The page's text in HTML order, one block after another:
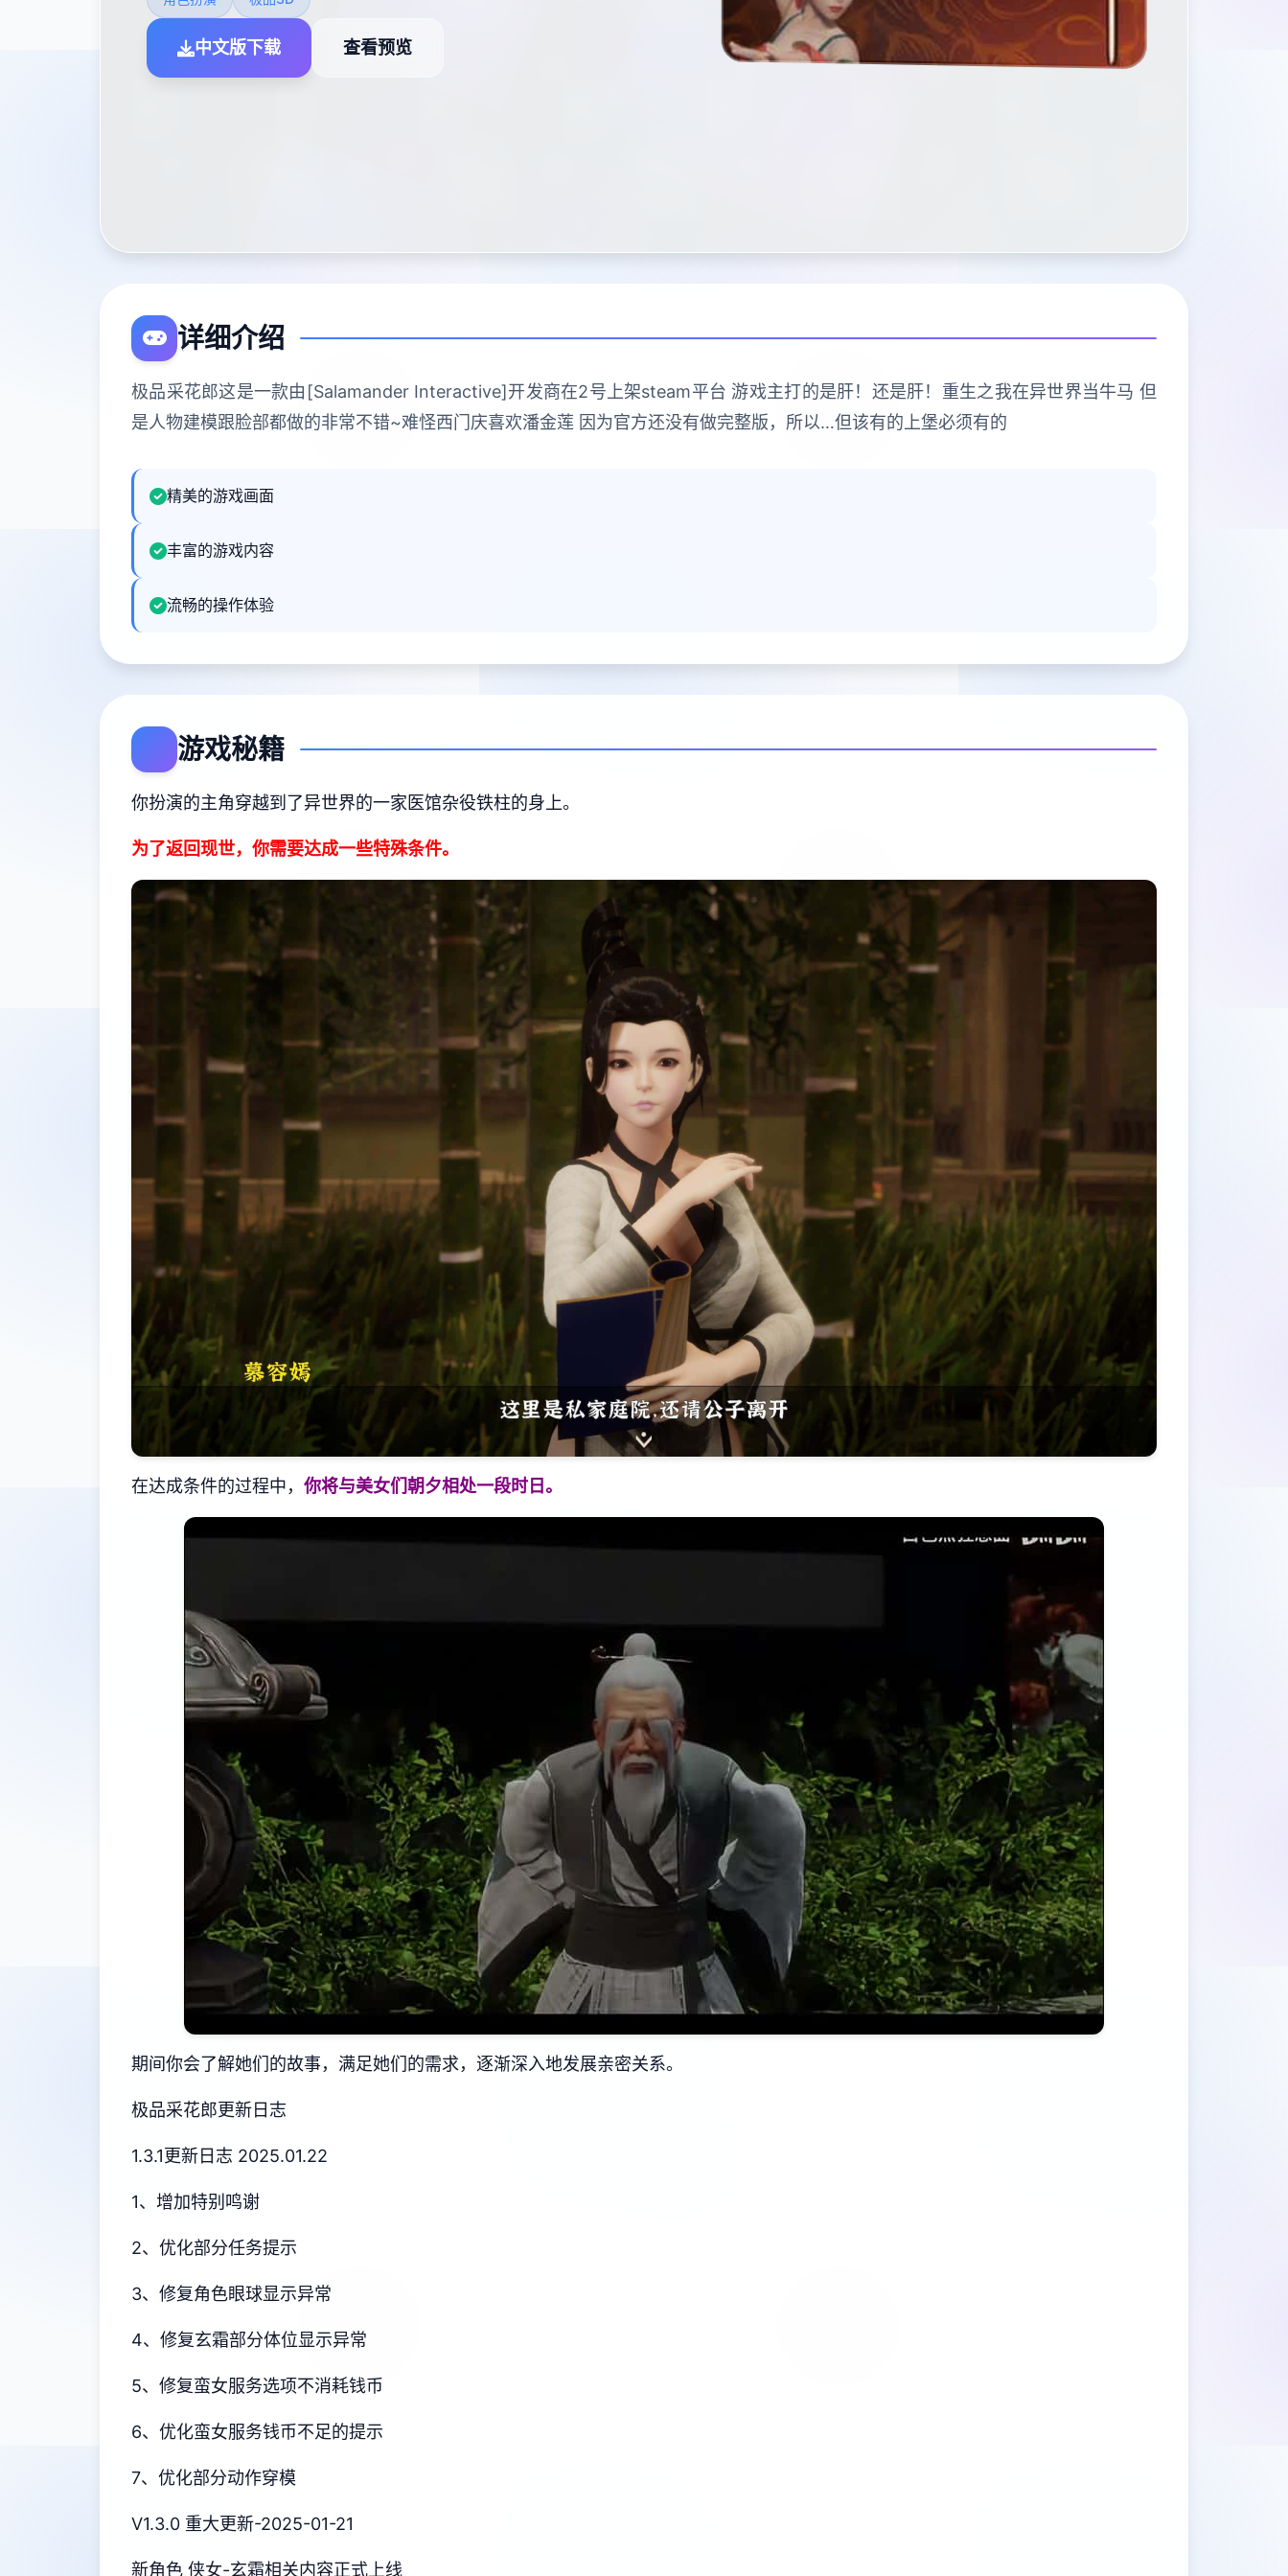
中文版下载 查看预览
详细介绍
极品采花郎这是一款由[Salamander Interactive]开发商在2号上架steam平台 游戏主打的是肝！还是肝！重生之我在异世界当牛马 但
是人物建模跟脸部都做的非常不错~难怪西门庆喜欢潘金莲 因为官方还没有做完整版，所以…但该有的上堡必须有的
精美的游戏画面
丰富的游戏内容
流畅的操作体验
游戏秘籍
你扮演的主角穿越到了异世界的一家医馆杂役铁柱的身上。
为了返回现世，你需要达成一些特殊条件。
在达成条件的过程中， 你将与美女们朝夕相处一段时日。
期间你会了解她们的故事，满足她们的需求，逐渐深入地发展亲密关系。
极品采花郎更新日志
1.3.1更新日志 2025.01.22
1、增加特别鸣谢
2、优化部分任务提示
3、修复角色眼球显示异常
4、修复玄霜部分体位显示异常
5、修复蛮女服务选项不消耗钱币
6、优化蛮女服务钱币不足的提示
7、优化部分动作穿模
V1.3.0 重大更新-2025-01-21
新角色 侠女-玄霜相关内容正式上线